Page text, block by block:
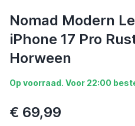
Nomad Modern
iPhone 17 Pro
Horween
Op voorraad. Voor 22:00
€ 69,99